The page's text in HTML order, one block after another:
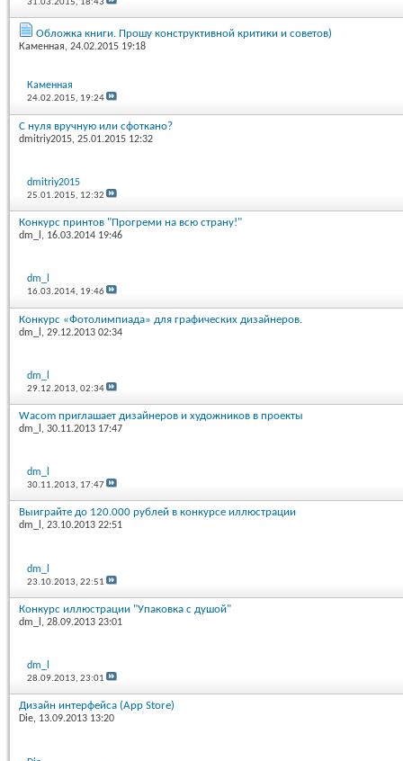
31.03.2015, 18:43
Обложка книги. Прошу конструктивной критики и советов)
Каменная, 24.02.2015 19:18
Каменная
24.02.2015, 19:24
С нуля вручную или сфоткано?
dmitriy2015, 25.01.2015 12:32
dmitriy2015
25.01.2015, 12:32
Конкурс принтов "Прогреми на всю страну!"
dm_l , 16.03.2014 19:46
dm_l
16.03.2014, 19:46
Конкурс «Фотолимпиада» для графических дизайнеров.
dm_l , 29.12.2013 02:34
dm_l
29.12.2013,02:34
Wacom приглашает дизайнеров и художников в проекты
dm_l , 30.11.2013 17:47
dm_l
30.11.2013, 17:47
Выиграйте до 120.000 рублей в конкурсе иллюстрации
dm_l, 23.10.2013 22:51
dm_l
23.10.2013,22:51
Конкурс иллюстрации "Упаковка с душой"
dm_l , 28.09.2013 23:01
dm_l
28.09.2013,23:01
Дизайн интерфейса (App Store)
Die, 13.09.2013 13:20